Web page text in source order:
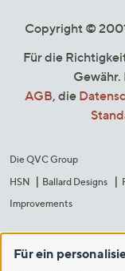
Copyright ©
Für die
AGB, die
Die QVC Group
HSN
Ballard Designs
Improvements
Für ein